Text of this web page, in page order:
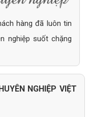
hàng đã luôn tin
nghiệp suốt chặng
NGHIỆP VIỆT